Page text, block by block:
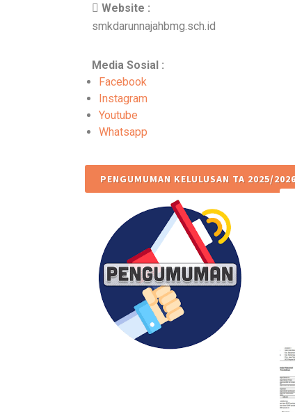
Website :
smkdarunnajahbmg.sch.id
Media Sosial :
Facebook
Instagram
Youtube
Whatsapp
PENGUMUMAN KELULUSAN TA 2025/